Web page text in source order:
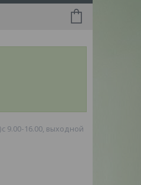
c 9.00-16.00, выходной